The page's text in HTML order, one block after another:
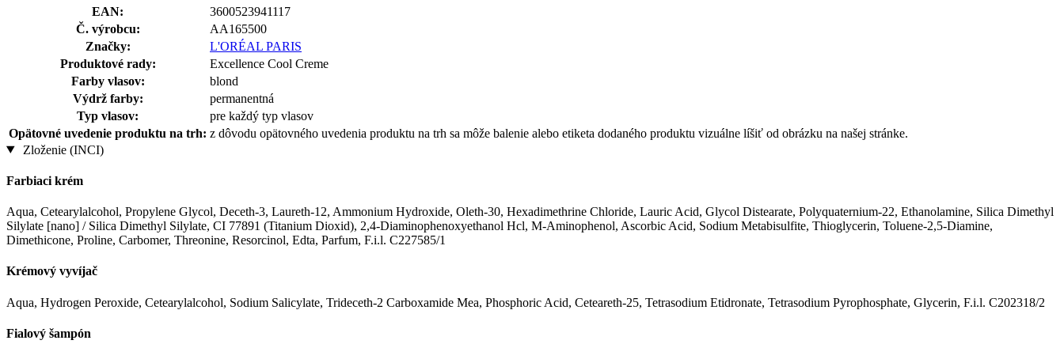
EAN:
3600523941117
Č. výrobcu:
AA165500
Značky:
L'ORÉAL PARIS
Produktové rady:
Excellence Cool Creme
Farby vlasov:
blond
Výdrž farby:
permanentná
Typ vlasov:
pre každý typ vlasov
Opätovné uvedenie produktu na trh: z dôvodu opätovného uvedenia produktu na trh sa môže balenie alebo etiketa dodaného produktu vizuálne líšiť od obrázku na našej stránke.
Zloženie (INCI)
Farbiaci krém
Aqua, Cetearylalcohol, Propylene Glycol, Deceth-3, Laureth-12, Ammonium Hydroxide, Oleth-30, Hexadimethrine Chloride, Lauric Acid, Glycol Distearate, Polyquaternium-22, Ethanolamine, Silica Dimethyl
Silylate [nano] / Silica Dimethyl Silylate, CI 77891 (Titanium Dioxid), 2,4-Diaminophenoxyethanol Hcl, M-Aminophenol, Ascorbic Acid, Sodium Metabisulfite, Thioglycerin, Toluene-2,5-Diamine,
Dimethicone, Proline, Carbomer, Threonine, Resorcinol, Edta, Parfum, F.i.l. C227585/1
Krémový vyvíjač
Aqua, Hydrogen Peroxide, Cetearylalcohol, Sodium Salicylate, Trideceth-2 Carboxamide Mea, Phosphoric Acid, Ceteareth-25, Tetrasodium Etidronate, Tetrasodium Pyrophosphate, Glycerin, F.i.l. C202318/2
Fialový šampón